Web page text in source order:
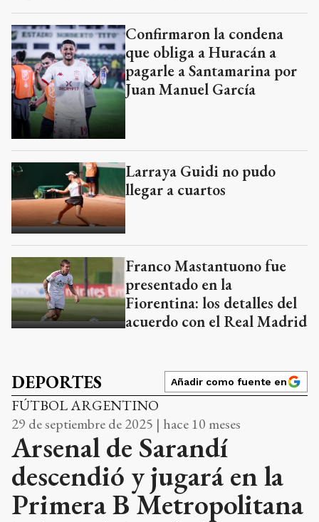
Confirmaron la condena
que obliga a Huracán a
pagarle a Santamarina por
Juan Manuel García
Larraya Guidi no pudo
llegar a cuartos
Franco Mastantuono fue
presentado en la
Fiorentina: los detalles del
acuerdo con el Real Madrid
DEPORTES Añadir como fuente en
FÚTBOL ARGENTINO
29 de septiembre de 2025 | hace 10 meses
Arsenal de Sarandí
descendió y jugará en la
Primera B Metropolitana